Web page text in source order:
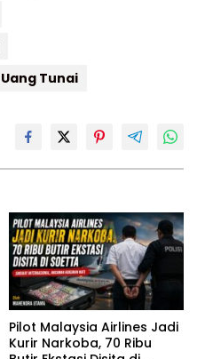
Uang Tunai
Pilot Malaysia Airlines Jadi
Kurir Narkoba, 70 Ribu